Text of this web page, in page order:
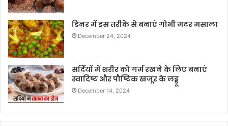
डिनर में इस तरीके से बनाएं गोभी मटर मसाला
December 24, 2024
सर्दियों में शरीर को गर्म रखने के लिए बनाएं
स्वादिष्ट और पौष्टिक खजूर के लड्डू
December 14, 2024